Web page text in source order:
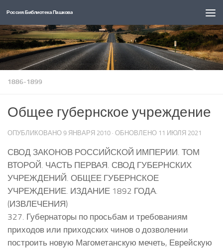
Перейти к содержимому
Россия: Библиотека Пашкова
1886-1899
Общее губернское учреждение
ОПУБЛИКОВАНО 9 ЯНВАРЯ 2010 · ОБНОВЛЕНО 11 ИЮЛЯ 2021
СВОД ЗАКОНОВ РОССИЙСКОЙ ИМПЕРИИ. ТОМ
ВТОРОЙ. ЧАСТЬ ПЕРВАЯ. СВОД ГУБЕРНСКИХ
УЧРЕЖДЕНИЙ. ОБЩЕЕ ГУБЕРНСКОЕ
УЧРЕЖДЕНИЕ. ИЗДАНИЕ 1892 ГОДА.
(ИЗВЛЕЧЕНИЯ)
327. Губернаторы по просьбам и требованиям
приходов или приходских чинов о дозволении
построить новую Магометанскую мечеть, Еврейскую